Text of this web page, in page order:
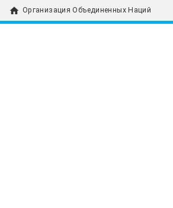
home Организация Объединенных Наций